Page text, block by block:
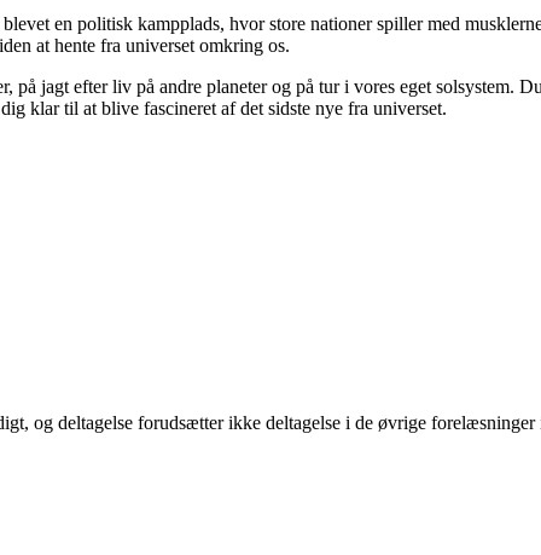
en politisk kampplads, hvor store nationer spiller med
at hente fra universet omkring os.
jagt efter liv på andre planeter og på tur i vores eget solsystem.
klar til at blive fascineret af det sidste nye fra universet.
og deltagelse forudsætter ikke deltagelse i de øvrige